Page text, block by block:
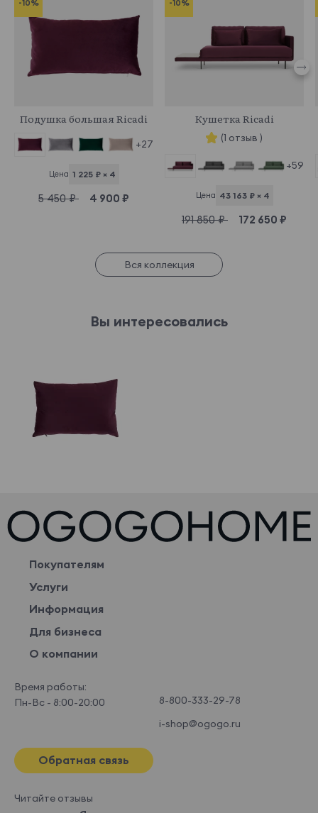
-10%
Подушка большая Ricadi
+27
Цена 1 225 ₽ × 4
5 450 ₽ 4 900 ₽
-10%
Кушетка Ricadi
(1 отзыв )
+59
Цена 43 163 ₽ × 4
191 850 ₽ 172 650 ₽
Вся коллекция
Вы интересовались
Покупателям
Услуги
Информация
Для бизнеса
О компании
Время работы:
Пн-Вс - 8:00-20:00
8-800-333-29-78
i-shop@ogogo.ru
Обратная связь
Читайте отзывы